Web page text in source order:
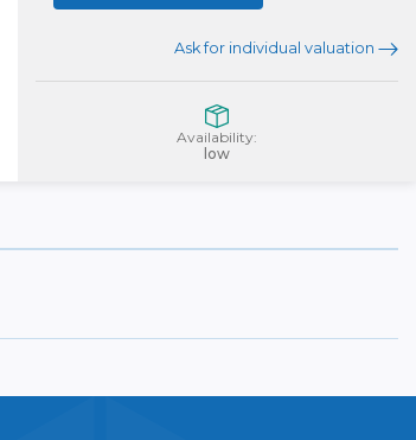
Ask for individual valuation
Availability:
low